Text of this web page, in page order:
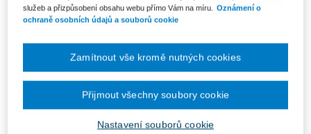
Ceny jsou včetně DPH
Ke stažení
Zdanovani_prijmu_2019_Obsah
Zdanovani_prijmu_2019_Ukazka
služeb a přizpůsobení obsahu webu přímo Vám na míru. Oznámení o
ochraně osobních údajů a souborů cookie
Nastavení souborů cookie
Zamítnout vše kromě nutných cookies
Přijmout všechny soubory cookie